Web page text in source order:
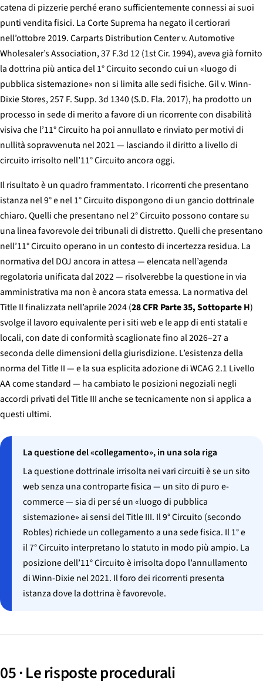
catena di pizzerie perché erano sufficientemente connessi ai suoi
punti vendita fisici. La Corte Suprema ha negato il certiorari
nell’ottobre 2019.Carparts Distribution Center v. Automotive
Wholesaler’s Association, 37 F.3d 12 (1st Cir. 1994), aveva già fornito
la dottrina più antica del 1° Circuito secondo cui un «luogo di
pubblica sistemazione» non si limita alle sedi fisiche.Gil v. Winn-
Dixie Stores, 257 F. Supp. 3d 1340 (S.D. Fla. 2017), ha prodotto un
processo in sede di merito a favore di un ricorrente con disabilità
visiva che l’11° Circuito ha poi annullato e rinviato per motivi di
nullità sopravvenuta nel 2021 — lasciando il diritto a livello di
circuito irrisolto nell’11° Circuito ancora oggi.
Il risultato è un quadro frammentato. I ricorrenti che presentano
istanza nel 9° e nel 1° Circuito dispongono di un gancio dottrinale
chiaro. Quelli che presentano nel 2° Circuito possono contare su
una linea favorevole dei tribunali di distretto. Quelli che presentano
nell’11° Circuito operano in un contesto di incertezza residua. La
normativa del DOJ ancora in attesa — elencata nell’agenda
regolatoria unificata dal 2022 — risolverebbe la questione in via
amministrativa ma non è ancora stata emessa. La normativa del
TitleIIfinalizzata nell’aprile 2024 (28 CFR Parte 35, Sottoparte H)
svolge il lavoro equivalente per i siti web e le app di enti statali e
locali, con date di conformità scaglionate fino al 2026–27 a
seconda delle dimensioni della giurisdizione. L’esistenza della
norma del Title II — e la sua esplicita adozione di WCAG 2.1 Livello
AA come standard — ha cambiato le posizioni negoziali negli
accordi privati del Title III anche se tecnicamente non si applica a
questi ultimi.
La questione del «collegamento», in una sola riga
La questione dottrinale irrisolta nei vari circuiti è se un sito
web senza una controparte fisica — un sito di puro e-
commerce — sia di per sé un «luogo di pubblica
sistemazione» ai sensi del Title III. Il 9° Circuito (secondo
Robles) richiede un collegamento a una sede fisica. Il 1° e
il 7° Circuito interpretano lo statuto in modo più ampio. La
posizione dell’11° Circuito è irrisolta dopo l’annullamento
diWinn-Dixienel 2021. Il foro dei ricorrenti presenta
istanza dove la dottrina è favorevole.
05 · Le risposte procedurali